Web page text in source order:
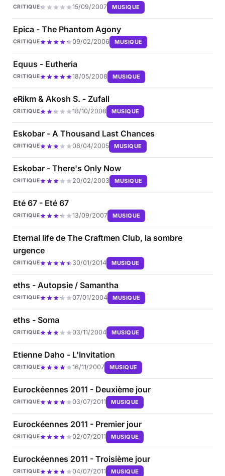
CRITIQUE 15/09/2007 MUSIQUE
Epica - The Phantom Agony
CRITIQUE 09/02/2006 MUSIQUE
Equus - Eutheria
CRITIQUE 18/05/2008 MUSIQUE
eRikm & Akosh S. - Zufall
CRITIQUE 18/10/2008 MUSIQUE
Eskobar - A Thousand Last Chances
CRITIQUE 08/04/2005 MUSIQUE
Eskobar - There's Only Now
CRITIQUE 20/02/2003 MUSIQUE
Eté 67 - Eté 67
CRITIQUE 13/09/2007 MUSIQUE
Eternal life de The Craftmen Club, la sombre
urgence
CRITIQUE 30/01/2014 MUSIQUE
eths - Autopsie / Samantha
CRITIQUE 07/01/2004 MUSIQUE
eths - Soma
CRITIQUE 03/11/2004 MUSIQUE
Etienne Daho - L'Invitation
CRITIQUE 16/11/2007 MUSIQUE
Eurockéennes 2011 - Deuxième jour
CRITIQUE 03/07/2011 MUSIQUE
Eurockéennes 2011 - Premier jour
CRITIQUE 02/07/2011 MUSIQUE
Eurockéennes 2011 - Troisième jour
CRITIQUE 04/07/2011 MUSIQUE